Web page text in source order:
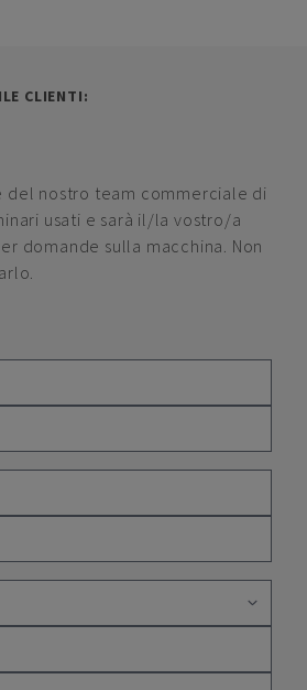
CLIENTI:
del nostro team commerciale di
usati e sarà il/la vostro/a
domande sulla macchina. Non